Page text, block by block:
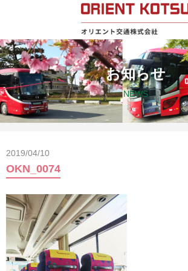
お知らせ
NEWS
2019/04/10
OKN_0074